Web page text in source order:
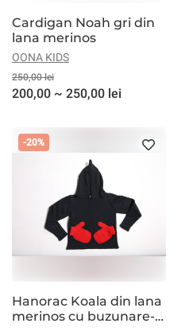
Cardigan Noah gri din
lana merinos
OONA KIDS
250,00 lei
200,00 ~ 250,00 lei
-20%
Hanorac Koala din lana
merinos cu buzunare-